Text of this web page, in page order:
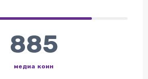
885
медиа коин